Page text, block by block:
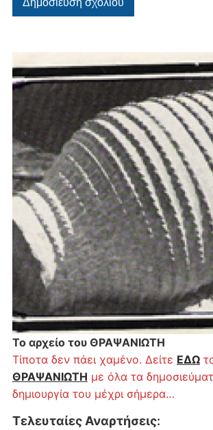
Το αρχείο του ΘΡΑΨΑΝΙΩΤΗ
Τίποτα δεν πάει χαμένο. Δείτε ΕΔΩ
ΘΡΑΨΑΝΙΩΤΗ με όλα τα
δημιουργία του μέχρι σήμερα…
Τελευταίες Αναρτήσεις: